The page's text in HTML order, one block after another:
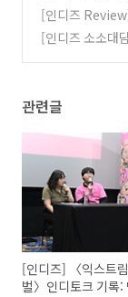
바른 말이 바른
[인디즈
수 없음, 이웃이
[인디즈 소소대
관련글
[인디즈] 〈익스트
벌〉인디토크 기록: